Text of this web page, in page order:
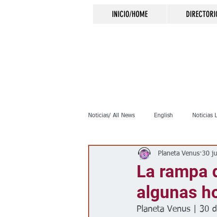
INICIO/HOME
Noticias/ All News English Noticias
Inmigración Crimen
Clima Vivienda
La rampa
algunas
Planeta Venus 30
Planeta Venus | 30